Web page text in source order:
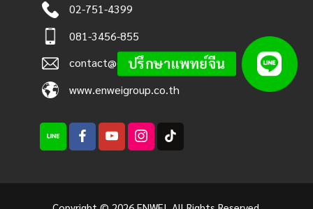
02-751-4399
081-3456-855
contact@enwei.co.th
www.enweigroup.co.th
ปรึกษาแพทย์จีน